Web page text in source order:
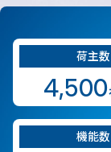
荷主数
4,500
機能数